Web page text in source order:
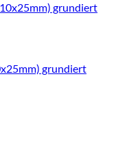
grundiert